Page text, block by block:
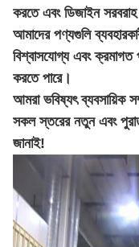
করতে এবং ডিজাইন
আমাদের পণ্যগুলি
বিশ্বাসযোগ্য এবং ক্রমাগত
করতে পারে।
আমরা ভবিষ্যৎ ব্যবসায়িক
সকল স্তরের নতুন এবং
জানাই!